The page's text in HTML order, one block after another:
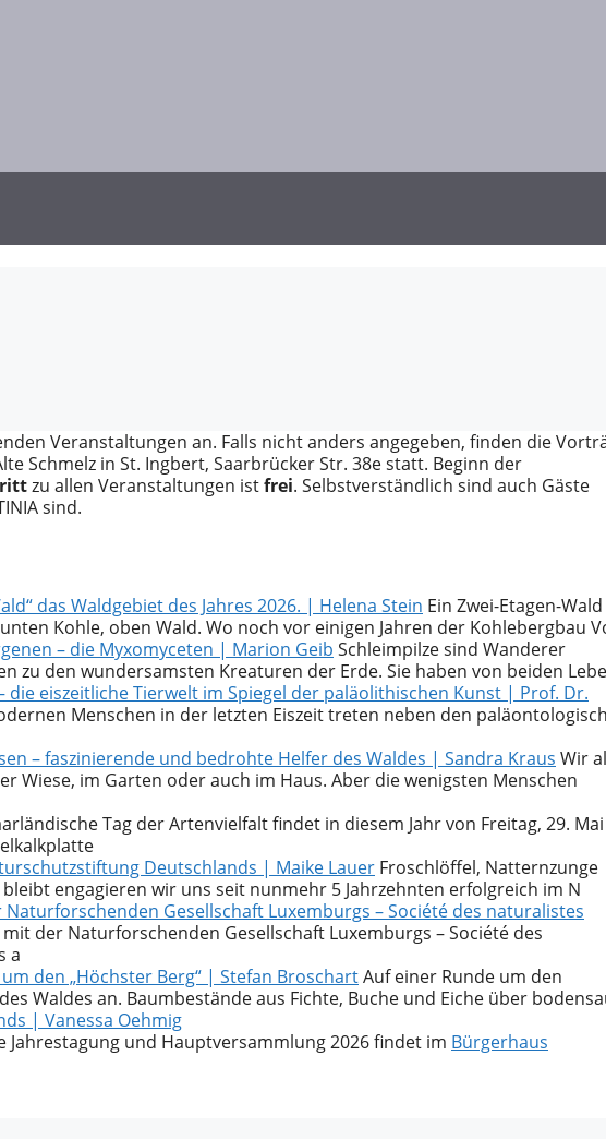
Veranstaltungen an. Falls nicht anders angegeben, finden die
Schmelz in St. Ingbert, Saarbrücker Str. 38e statt. Beginn der
zu allen Veranstaltungen istfrei. Selbstverständlich sind auch Gäste
sind.
das Waldgebiet des Jahres 2026. | Helena Stein Ein Zwei-Etagen-
Kohle, oben Wald. Wo noch vor einigen Jahren der Kohlebergbau
– die Myxomyceten | Marion Geib Schleimpilze sind Wanderer
zu den wundersamsten Kreaturen der Erde. Sie haben von beiden
die eiszeitliche Tierwelt im Spiegel der paläolithischen Kunst | Prof. Dr.
Menschen in der letzten Eiszeit treten neben den
– faszinierende und bedrohte Helfer des Waldes | Sandra Kraus Wir
Wiese, im Garten oder auch im Haus. Aber die wenigsten Menschen
Tag der Artenvielfalt findet in diesem Jahr von Freitag, 29. Mai
Deutschlands | Maike Lauer Froschlöffel, Natternzunge
engagieren wir uns seit nunmehr 5 Jahrzehnten erfolgreich im N
Gesellschaft Luxemburgs – Société des naturalistes
der Naturforschenden Gesellschaft Luxemburgs – Société des
a
den „Höchster Berg“ | Stefan BroschartAuf einer Runde um den
Waldes an. Baumbestände aus Fichte, Buche und Eiche über
| Vanessa Oehmig
Jahrestagung und Hauptversammlung 2026 findet im Bürgerhaus